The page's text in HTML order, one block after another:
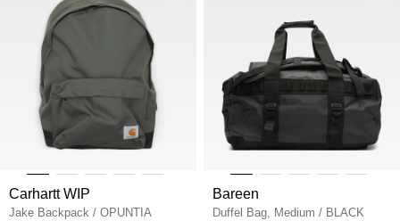
Carhartt WIP
Jake Backpack / OPUNTIA
Bareen
Duffel Bag, Medium / BLACK